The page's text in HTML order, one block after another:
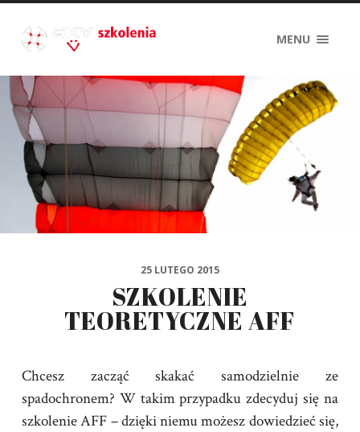
MENU
25 LUTEGO 2015
SZKOLENIE
TEORETYCZNE AFF
Chcesz zacząć skakać samodzielnie ze
spadochronem? W takim przypadku zdecyduj się na
szkolenie AFF – dzięki niemu możesz dowiedzieć się,